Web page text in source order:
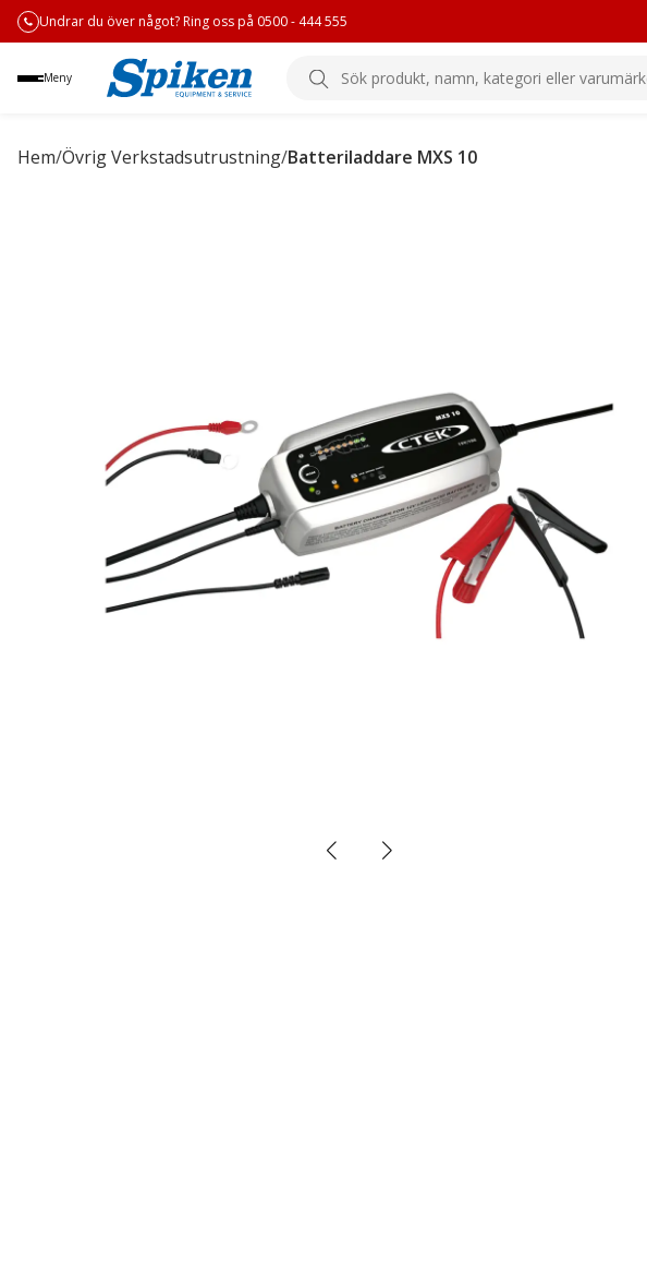
Undrar du över något? Ring oss på 0500 - 444 555
Meny
Sök
produkt,
kategori
Hem/Övrig Verkstadsutrustning/Batteriladdare MXS 10